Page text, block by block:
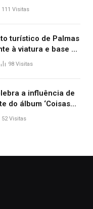
111 Visitas
turístico de Palmas
à viatura e base de
investiga
98 Visitas
a influência de
do álbum ‘Coisas
52Visitas